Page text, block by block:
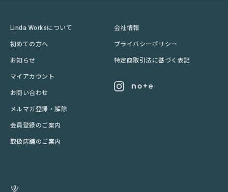
Linda Worksについて
初めての方へ
お知らせ
マイアカウント
お問い合わせ
メルマガ登録・解除
会員登録のご案内
取扱店舗のご案内
会社情報
プライバシーポリシー
特定商取引法に基づく表記